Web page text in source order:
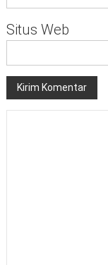
Situs Web